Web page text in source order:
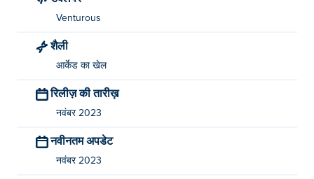
Venturous
शैली
आर्केड का खेल
रिलीज़ की तारीख़
नवंबर 2023
नवीनतम अपडेट
नवंबर 2023